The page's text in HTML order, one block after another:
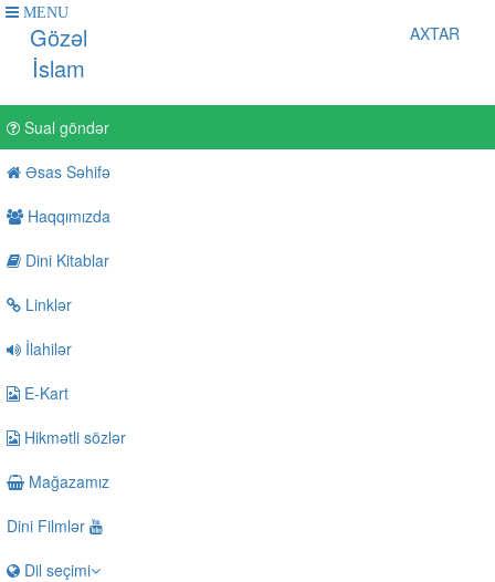
MENU
Gözəl
İslam
AXTAR
Sual göndər
Əsas Səhifə
Haqqımızda
Dini Kitablar
Linklər
İlahilər
E-Kart
Hikmətli sözlər
Mağazamız
Dini Filmlər
Dil seçimi